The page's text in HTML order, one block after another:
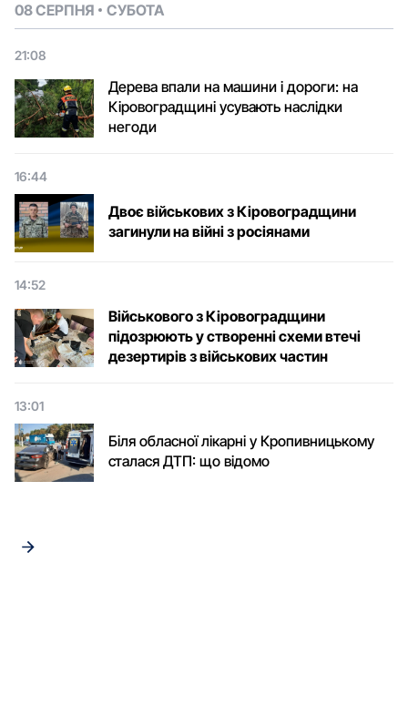
08 СЕРПНЯ СУБОТА
21:08
Дерева впали на машини і дороги: на
Кіровоградщині усувають наслідки
негоди
16:44
Двоє військових з Кіровоградщини
загинули на війні з росіянами
14:52
Військового з Кіровоградщини
підозрюють у створенні схеми втечі
дезертирів з військових частин
13:01
Біля обласної лікарні у Кропивницькому
сталася ДТП: що відомо